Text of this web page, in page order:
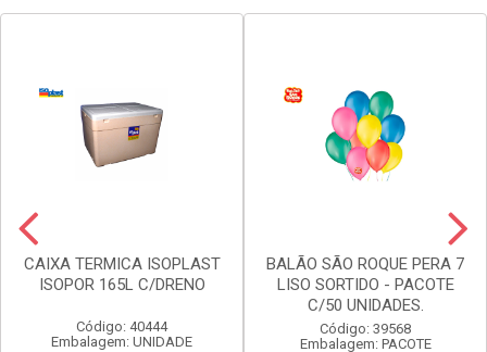
CAIXA TERMICA ISOPLAST
ISOPOR 165L C/DRENO
Código: 40444
Embalagem: UNIDADE
BALÃO SÃO ROQUE PERA 7
LISO SORTIDO - PACOTE
C/50 UNIDADES.
Código: 39568
Embalagem: PACOTE